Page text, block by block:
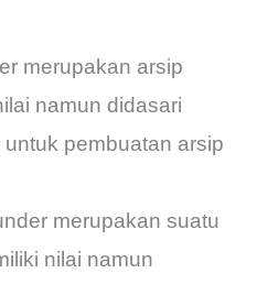
merupakan arsip
namun didasari
pembuatan arsip
merupakan suatu
nilai namun